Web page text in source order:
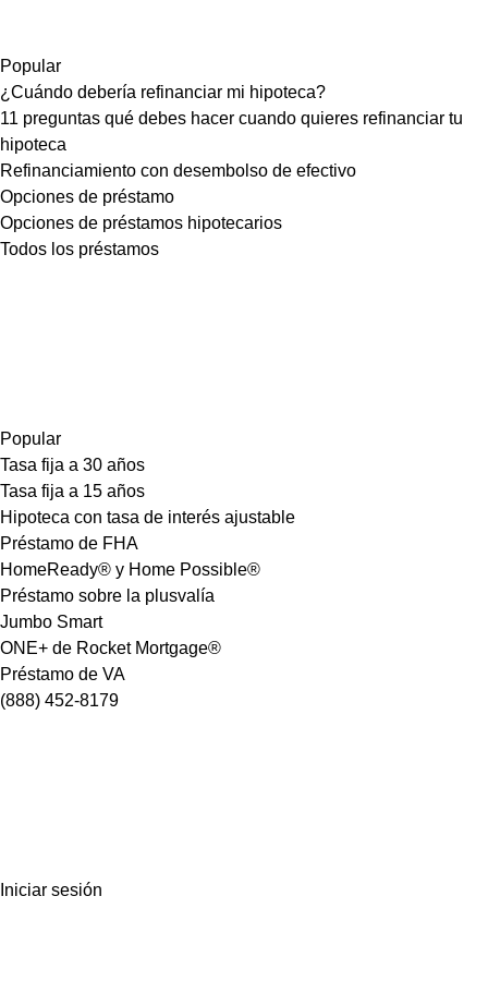
Popular
¿Cuándo debería refinanciar mi hipoteca?
11 preguntas qué debes hacer cuando quieres refinanciar tu
hipoteca
Refinanciamiento con desembolso de efectivo
Opciones de préstamo
Opciones de préstamos hipotecarios
Todos los préstamos
Popular
Tasa fija a 30 años
Tasa fija a 15 años
Hipoteca con tasa de interés ajustable
Préstamo de FHA
HomeReady® y Home Possible®
Préstamo sobre la plusvalía
Jumbo Smart
ONE+ de Rocket Mortgage®
Préstamo de VA
(888) 452-8179
Iniciar sesión